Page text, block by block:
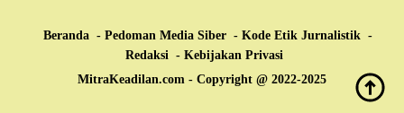
Beranda Pedoman Media Siber
Kode Etik Jurnalistik
Redaksi
Kebijakan Privasi
MitraKeadilan.com - Copyright @ 2022-2025